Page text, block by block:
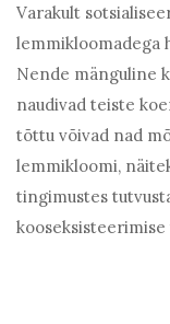
Varakult
lemmikloomadega
Nende mänguline
naudivad teiste
tõttu võivad nad
lemmikloomi,
tingimustes